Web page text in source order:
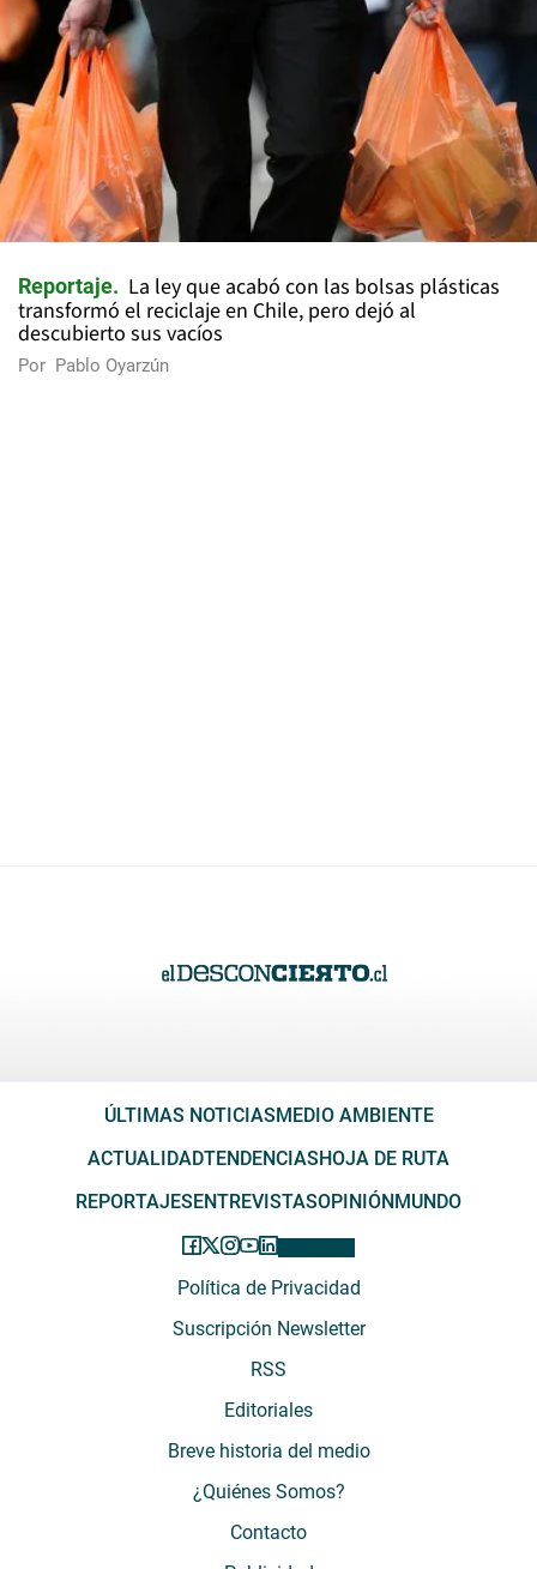
Reportaje
La ley que acabó con las bolsas plásticas
transformó el reciclaje en Chile, pero dejó al
descubierto sus vacíos
Por Pablo Oyarzún
ÚLTIMAS NOTICIASMEDIO AMBIENTE
ACTUALIDADTENDENCIASHOJA DE RUTA
REPORTAJESENTREVISTASOPINIÓNMUNDO
Política de Privacidad
Suscripción Newsletter
RSS
Editoriales
Breve historia del medio
¿Quiénes Somos?
Contacto